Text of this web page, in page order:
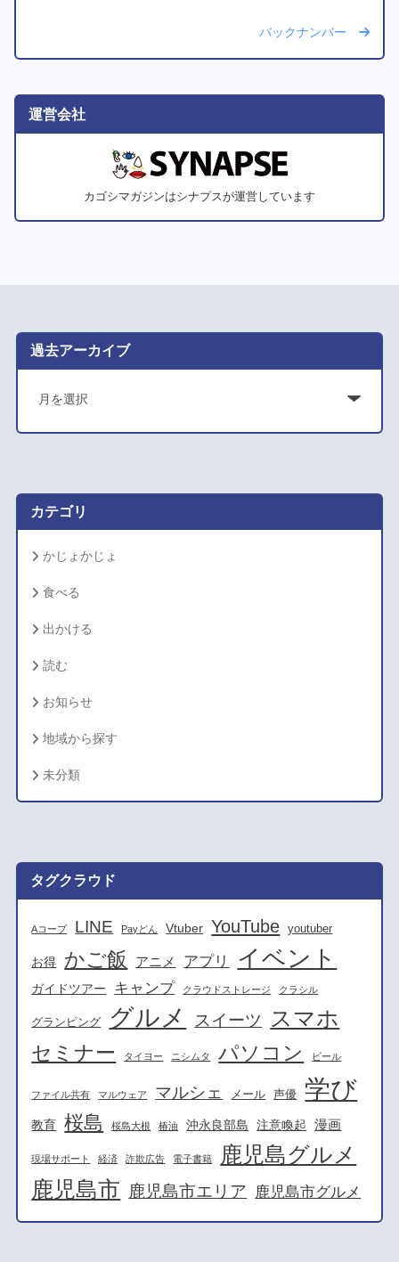
バックナンバー
運営会社
カゴシマガジンはシナプスが運営しています
過去アーカイブ
ア
カ
カテゴリ
かじょかじょ
食べる
出かける
読む
お知らせ
地域から探す
未分類
タグクラウド
Aコープ LINE Payどん Vtuber YouTube youtuber
お得 かご飯 アニメ アプリ イベント
ガイドツアー キャンプ クラウドストレージ クラシル
グランピング グルメ スイーツ スマホ
セミナー タイヨー ニシムタ パソコン ビール
ファイル共有 マルウェア マルシェ メール 声優 学び
教育 桜島 桜島大根 椿油 沖永良部島 注意喚起 漫画
現場サポート 経済 詐欺広告 電子書籍 鹿児島グルメ
鹿児島市 鹿児島市エリア 鹿児島市グルメ